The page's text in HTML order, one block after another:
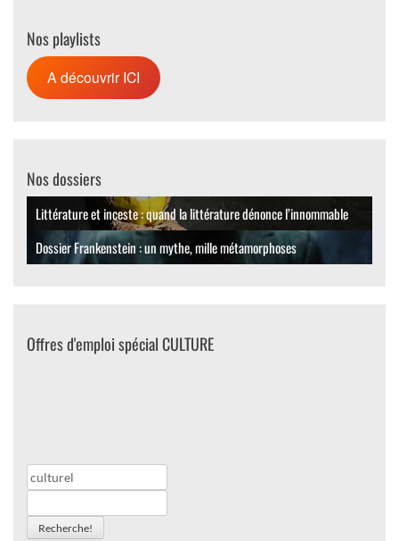
Nos playlists
A découvrir ICI
Nos dossiers
Littérature et inceste : quand la littérature dénonce l’innommable
Dossier Frankenstein : un mythe, mille métamorphoses
Offres d'emploi spécial CULTURE
Recherche!